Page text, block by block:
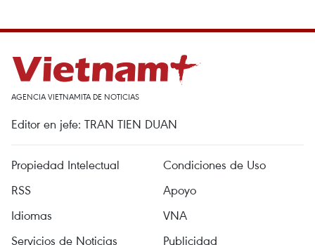
AGENCIA VIETNAMITA DE NOTICIAS
Editor en jefe: TRAN TIEN DUAN
Propiedad Intelectual
Condiciones de Uso
RSS
Apoyo
Idiomas
VNA
Servicios de Noticias
Publicidad